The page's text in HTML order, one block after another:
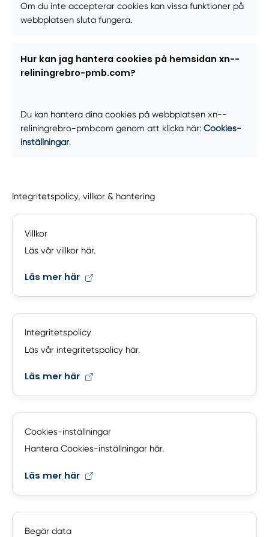
Om du inte accepterar cookies kan vissa funktioner på
webbplatsen sluta fungera.
Hur kan jag hantera cookies på hemsidan xn--
reliningrebro-pmb.com?
Du kan hantera dina cookies på webbplatsen xn--
reliningrebro-pmb.com genom att klicka här: Cookies-
inställningar.
Integritetspolicy, villkor & hantering
Villkor
Läs vår villkor här.
Läs mer här
Integritetspolicy
Läs vår integritetspolicy här.
Läs mer här
Cookies-inställningar
Hantera Cookies-inställningar här.
Läs mer här
Begär data